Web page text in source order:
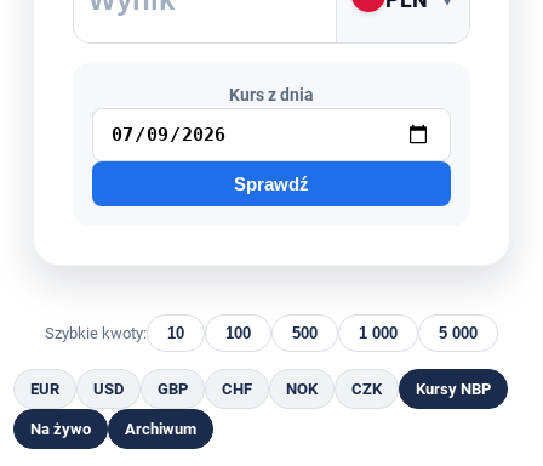
Kurs z dnia
Sprawdź
Szybkie kwoty: 10 100 500 1 000 5 000
EUR USD GBP CHF NOK CZK Kursy NBP
Na żywo Archiwum